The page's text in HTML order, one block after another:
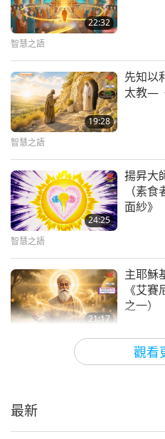
人們往往更傾向於從書本
過與人和事更直接的接觸
興社群受益良多，而農業
典著作更值得我們細細研
物，然而對鄉村樂趣的嚮
加培養，就很容易喜歡上
而純粹的事物中找到真正
觀看
22:32
智慧之語
19:28
先知以
太教—
智慧之語
24:25
揚昇大
（素
面紗》
智慧之語
21:17
主耶穌
《艾
之一）
最新